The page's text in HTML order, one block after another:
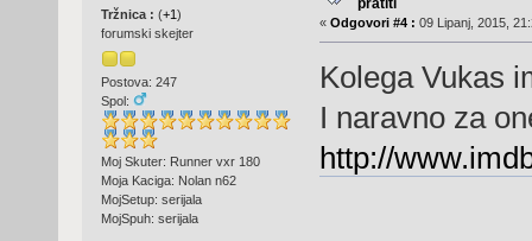
Tržnica : (+1 )
forumski skejter
Postova: 247
Spol:
Moj Skuter: Runner vxr 180
Moja Kaciga: Nolan n62
MojSetup: serijala
MojSpuh: serijala
pratiti
« Odgovori #4 : 09 Lipanj, 2015,
Kolega Vukas
I naravno za
http://